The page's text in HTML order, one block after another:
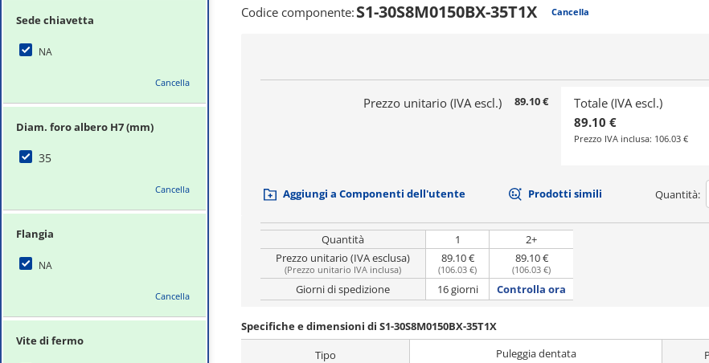
Sede chiavetta
NA
Cancella
Diam. foro albero H7 (mm)
35
Cancella
Flangia
NA
Cancella
Vite di fermo
Codice componente: S1-30S8M0150BX-35T1X Cancella
Prezzo unitario (IVA escl.) 89.10 €
Totale (IVA escl.)
89.10 €
Prezzo IVA inclusa: 106.03 €
Aggiungi a Componenti dell'utente Prodotti simili Quantità:
Quantità 1
2+
Prezzo unitario (IVA esclusa)
(Prezzo unitario IVA inclusa)
89.10 €
(106.03 €)
89.10 €
(106.03 €)
Giorni di spedizione 16 giorni Controlla ora
Specifiche e dimensioni di S1-30S8M0150BX-35T1X
Tipo
Puleggia dentata